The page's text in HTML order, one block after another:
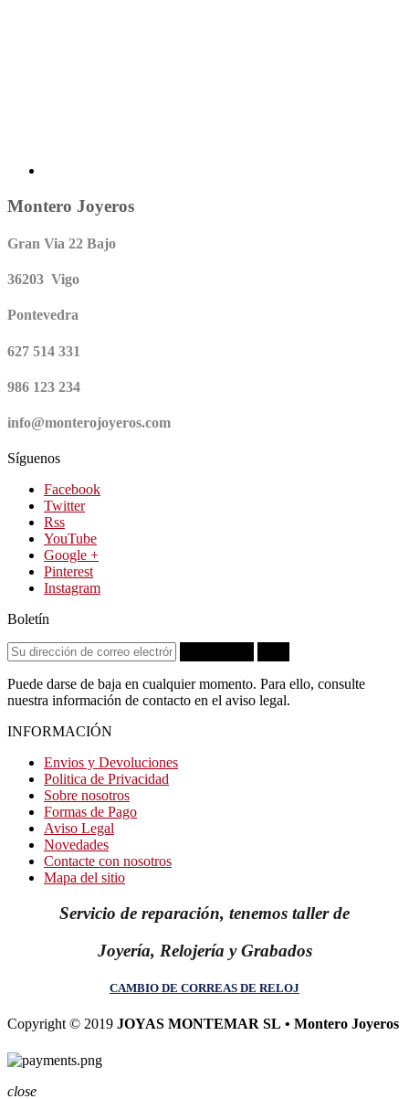
Montero Joyeros
Gran Via 22 Bajo
36203 Vigo
Pontevedra
627 514 331
986 123 234
info@monterojoyeros.com
Síguenos
Facebook
Twitter
Rss
YouTube
Google +
Pinterest
Instagram
Boletín
Puede darse de baja en cualquier momento. Para ello, consulte
nuestra información de contacto en el aviso legal.
INFORMACIÓN
Envios y Devoluciones
Politica de Privacidad
Sobre nosotros
Formas de Pago
Aviso Legal
Novedades
Contacte con nosotros
Mapa del sitio
Servicio de reparación, tenemos taller de
Joyería, Relojería y Grabados
CAMBIO DE CORREAS DE RELOJ
Copyright © 2019 JOYAS MONTEMAR SL • Montero Joyeros
close